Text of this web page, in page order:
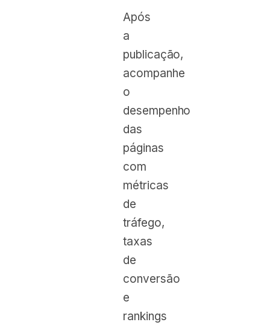
Após
a
publicação,
acompanhe
o
desempenho
das
páginas
com
métricas
de
tráfego,
taxas
de
conversão
e
rankings